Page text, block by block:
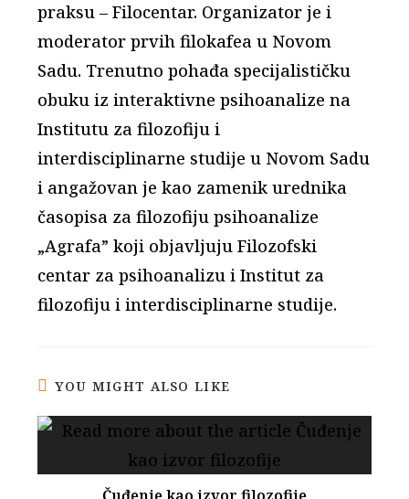
praksu – Filocentar. Organizator je i
moderator prvih filokafea u Novom
Sadu. Trenutno pohađa specijalističku
obuku iz interaktivne psihoanalize na
Institutu za filozofiju i
interdisciplinarne studije u Novom Sadu
i angažovan je kao zamenik urednika
časopisa za filozofiju psihoanalize
„Agrafa” koji objavljuju Filozofski
centar za psihoanalizu i Institut za
filozofiju i interdisciplinarne studije.
YOU MIGHT ALSO LIKE
Čuđenje kao izvor filozofije